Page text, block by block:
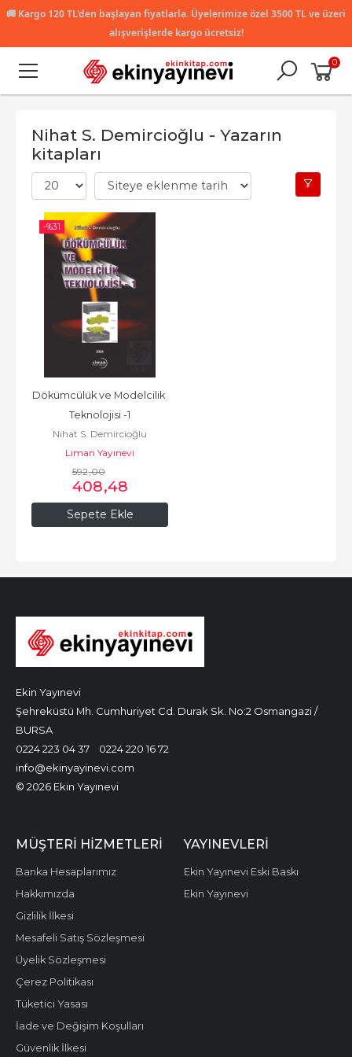
🚚 Kargo 120 TL'den başlayan fiyatlarla. Üyelerimize özel 3500 TL ve üzeri
alışverişlerde kargo ücretsiz!
0
Nihat S. Demircioğlu - Yazarın
kitapları
-%31
Sepete Ekle
Dökümcülük ve Modelcilik
Teknolojisi -1
Nihat S. Demircioğlu
Liman Yayınevi
592,00
408,48
Ekin Yayınevi
Şehreküstü Mh. Cumhuriyet Cd. Durak Sk. No:2 Osmangazi /
BURSA
0224 223 04 37
0224 220 16 72
info@ekinyayinevi.com
© 2026 Ekin Yayınevi
MÜŞTERI HIZMETLERI
Banka Hesaplarımız
Hakkımızda
Gizlilik İlkesi
Mesafeli Satış Sözleşmesi
Üyelik Sözleşmesi
Çerez Politikası
Tüketici Yasası
İade ve Değişim Koşulları
Güvenlik İlkesi
YAYINEVLERI
Ekin Yayınevi Eski Baskı
Ekin Yayınevi